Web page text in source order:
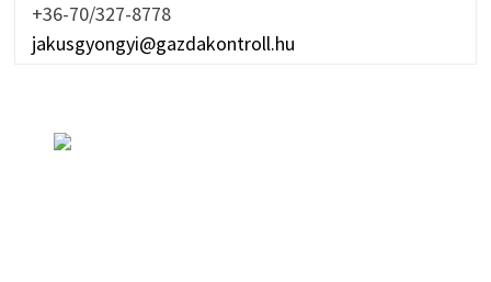
+36-70/327-8778
jakusgyongyi@gazdakontroll.hu